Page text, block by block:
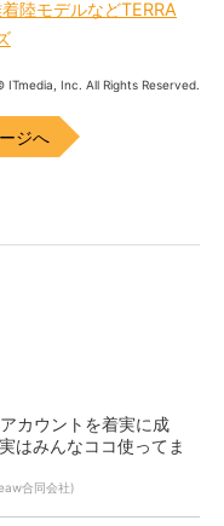
陸モデルなどTERRA
Inc. All Rights Reserved.
ジへ
カウントを着実に成
はみんなココ使ってま
合同会社)